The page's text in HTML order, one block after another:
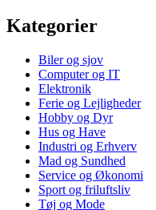
Kategorier
Biler og sjov
Computer og IT
Elektronik
Ferie og Lejligheder
Hobby og Dyr
Hus og Have
Industri og Erhverv
Mad og Sundhed
Service og Økonomi
Sport og friluftsliv
Tøj og Mode